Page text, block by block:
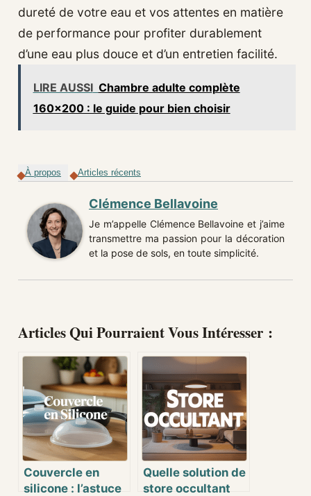
dureté de votre eau et vos attentes en matière
de performance pour profiter durablement
d’une eau plus douce et d’un entretien facilité.
LIRE AUSSI Chambre adulte complète
160x200 : le guide pour bien choisir
À propos Articles récents
Clémence Bellavoine
Je m’appelle Clémence Bellavoine et j’aime
transmettre ma passion pour la décoration
et la pose de sols, en toute simplicité.
Articles Qui Pourraient Vous Intéresser :
Couvercle en
silicone : l’astuce
Quelle solution de
store occultant